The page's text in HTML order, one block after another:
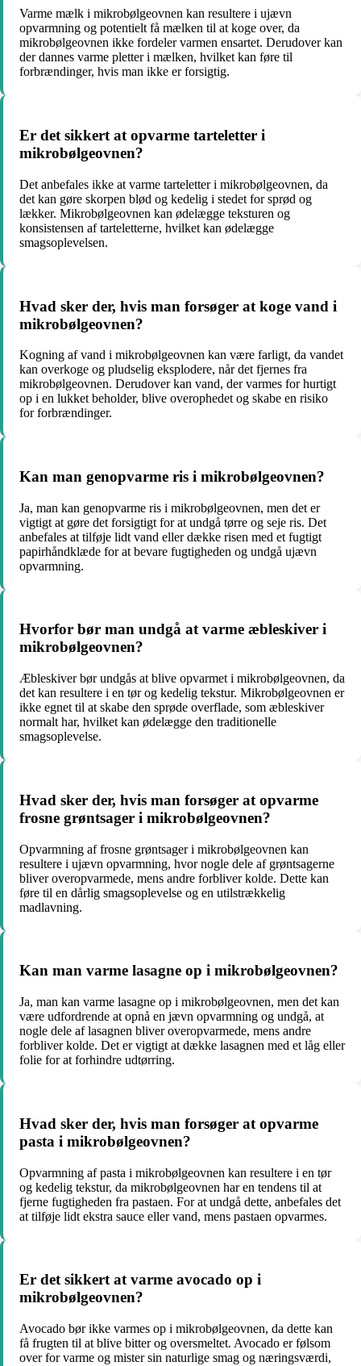
Varme mælk i mikrobølgeovnen kan resultere i ujævn
opvarmning og potentielt få mælken til at koge over, da
mikrobølgeovnen ikke fordeler varmen ensartet. Derudover kan
der dannes varme pletter i mælken, hvilket kan føre til
forbrændinger, hvis man ikke er forsigtig.
Er det sikkert at opvarme tarteletter i
mikrobølgeovnen?
Det anbefales ikke at varme tarteletter i mikrobølgeovnen, da
det kan gøre skorpen blød og kedelig i stedet for sprød og
lækker. Mikrobølgeovnen kan ødelægge teksturen og
konsistensen af tarteletterne, hvilket kan ødelægge
smagsoplevelsen.
Hvad sker der, hvis man forsøger at koge vand i
mikrobølgeovnen?
Kogning af vand i mikrobølgeovnen kan være farligt, da vandet
kan overkoge og pludselig eksplodere, når det fjernes fra
mikrobølgeovnen. Derudover kan vand, der varmes for hurtigt
op i en lukket beholder, blive overophedet og skabe en risiko
for forbrændinger.
Kan man genopvarme ris i mikrobølgeovnen?
Ja, man kan genopvarme ris i mikrobølgeovnen, men det er
vigtigt at gøre det forsigtigt for at undgå tørre og seje ris. Det
anbefales at tilføje lidt vand eller dække risen med et fugtigt
papirhåndklæde for at bevare fugtigheden og undgå ujævn
opvarmning.
Hvorfor bør man undgå at varme æbleskiver i
mikrobølgeovnen?
Æbleskiver bør undgås at blive opvarmet i mikrobølgeovnen, da
det kan resultere i en tør og kedelig tekstur. Mikrobølgeovnen er
ikke egnet til at skabe den sprøde overflade, som æbleskiver
normalt har, hvilket kan ødelægge den traditionelle
smagsoplevelse.
Hvad sker der, hvis man forsøger at opvarme
frosne grøntsager i mikrobølgeovnen?
Opvarmning af frosne grøntsager i mikrobølgeovnen kan
resultere i ujævn opvarmning, hvor nogle dele af grøntsagerne
bliver overopvarmede, mens andre forbliver kolde. Dette kan
føre til en dårlig smagsoplevelse og en utilstrækkelig
madlavning.
Kan man varme lasagne op i mikrobølgeovnen?
Ja, man kan varme lasagne op i mikrobølgeovnen, men det kan
være udfordrende at opnå en jævn opvarmning og undgå, at
nogle dele af lasagnen bliver overopvarmede, mens andre
forbliver kolde. Det er vigtigt at dække lasagnen med et låg eller
folie for at forhindre udtørring.
Hvad sker der, hvis man forsøger at opvarme
pasta i mikrobølgeovnen?
Opvarmning af pasta i mikrobølgeovnen kan resultere i en tør
og kedelig tekstur, da mikrobølgeovnen har en tendens til at
fjerne fugtigheden fra pastaen. For at undgå dette, anbefales det
at tilføje lidt ekstra sauce eller vand, mens pastaen opvarmes.
Er det sikkert at varme avocado op i
mikrobølgeovnen?
Avocado bør ikke varmes op i mikrobølgeovnen, da dette kan
få frugten til at blive bitter og oversmeltet. Avocado er følsom
over for varme og mister sin naturlige smag og næringsværdi,